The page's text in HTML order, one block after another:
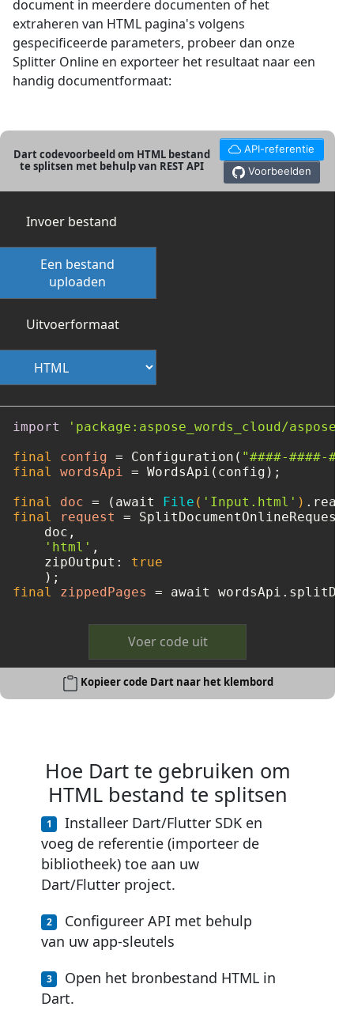
document in meerdere documenten of het
extraheren van HTML pagina's volgens
gespecificeerde parameters, probeer dan onze
Splitter Online en exporteer het resultaat naar een
handig documentformaat:
Dart codevoorbeeld om HTML bestand
te splitsen met behulp van REST API
API-referentie
Voorbeelden
Invoer bestand
Een bestand
uploaden
Uitvoerformaat
import
'package:aspose_words_cloud/
final
config = Configuration( "####-####-
final
wordsApi = WordsApi(config);
final
doc = (await File ( 'Input.html' )
final
request = SplitDocumentOnlineRequest(
    doc,
'html' ,
    zipOutput:
true
final
zippedPages = await
Voer code uit
Kopieer code Dart naar het klembord
Hoe Dart te gebruiken om
HTML bestand te splitsen
Installeer Dart/Flutter SDK en
voeg de referentie (importeer de
bibliotheek) toe aan uw
Dart/Flutter project.
Configureer API met behulp
van uw app-sleutels
Open het bronbestand HTML in
Dart.